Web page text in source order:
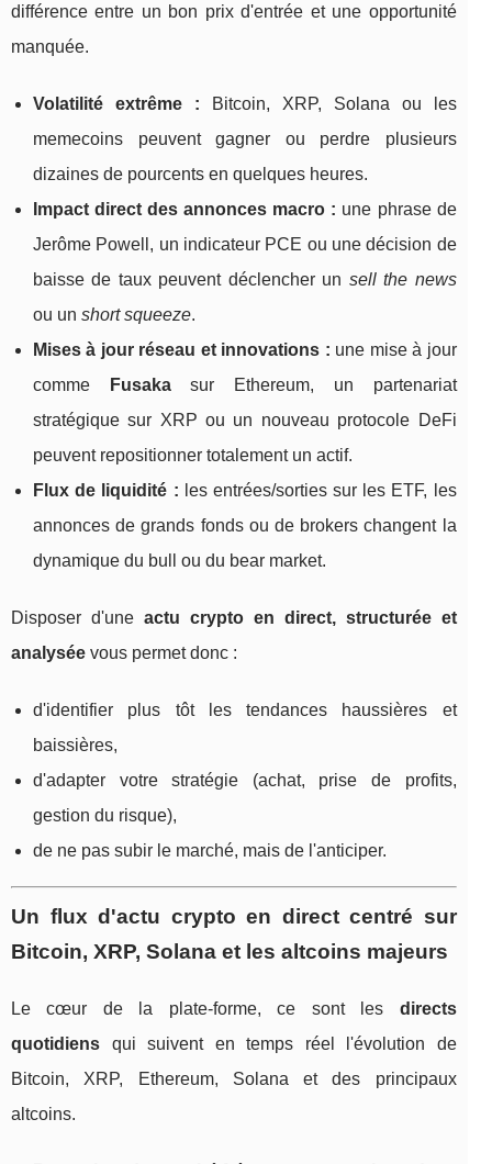
différence entre un bon prix d'entrée et une opportunité
manquée.
Volatilité extrême : Bitcoin, XRP, Solana ou les
memecoins peuvent gagner ou perdre plusieurs
dizaines de pourcents en quelques heures.
Impact direct des annonces macro : une phrase de
Jerôme Powell, un indicateur PCE ou une décision de
baisse de taux peuvent déclencher un sell the news
ou un short squeeze.
Mises à jour réseau et innovations : une mise à jour
comme
Fusakasur Ethereum, un partenariat
stratégique sur XRP ou un nouveau protocole DeFi
peuvent repositionner totalement un actif.
Flux de liquidité : les entrées/sorties sur les ETF, les
annonces de grands fonds ou de brokers changent la
dynamique du bull ou du bear market.
Disposer d'une actu crypto en direct, structurée et
analysée vous permet donc :
d'identifier plus tôt les tendances haussières et
baissières,
d'adapter votre stratégie (achat, prise de profits,
gestion du risque),
de ne pas subir le marché, mais de l'anticiper.
Un flux d'actu crypto en direct centré sur
Bitcoin, XRP, Solana et les altcoins majeurs
Le cœur de la plate‑forme, ce sont les directs
quotidiens qui suivent en temps réel l'évolution de
Bitcoin, XRP, Ethereum, Solana et des principaux
altcoins.